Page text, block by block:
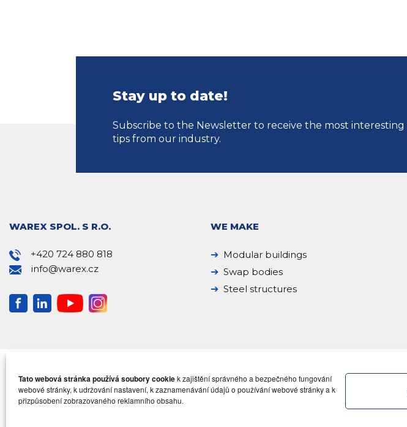
Tato webová stránka používá soubory cookiek zajištění správného a bezpečného fungování
webové stránky, k udržování nastavení, k zaznamenávání údajů o používání webové stránky a k
přizpůsobení zobrazovaného reklamního obsahu.
Stay up to date!
Subscribe to the Newsletter to receive the most interesting
tips from our industry.
WAREX SPOL. S R.O.
+420 724 880 818
info@warex.cz
WE MAKE
Modular buildings
Swap bodies
Steel structures